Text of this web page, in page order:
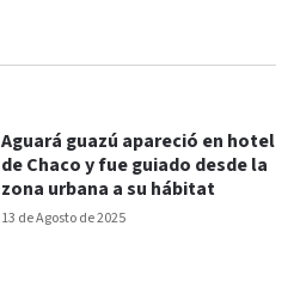
13 de Agosto de 2025
Aguará guazú apareció en hotel
de Chaco y fue guiado desde la
zona urbana a su hábitat